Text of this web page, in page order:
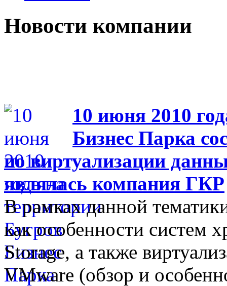
Новости компании
10 июня 2010
Бизнес Парка
по виртуализации
являлась компания ГКР
В рамках данной
как особенности систем
Storage, а также
VMware (обзор и